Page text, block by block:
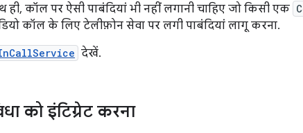
कॉल पर ऐसी पाबंदियां भी नहीं लगानी चाहिए जो किसी एक
कॉल के लिए टेलीफ़ोन सेवा पर लगी पाबंदियां लागू करना.
देखें.
को इंटिग्रेट करना